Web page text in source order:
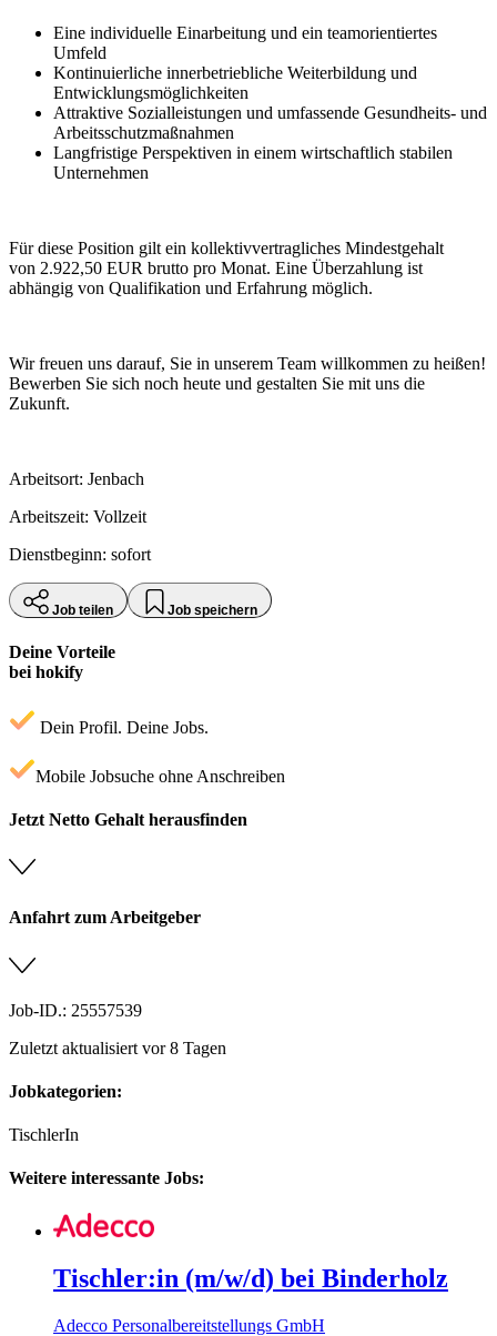
Eine individuelle Einarbeitung und ein teamorientiertes
Umfeld
Kontinuierliche innerbetriebliche Weiterbildung und
Entwicklungsmöglichkeiten
Attraktive Sozialleistungen und umfassende Gesundheits- und
Arbeitsschutzmaßnahmen
Langfristige Perspektiven in einem wirtschaftlich stabilen
Unternehmen
Für diese Position gilt ein kollektivvertragliches Mindestgehalt
von 2.922,50 EUR brutto pro Monat. Eine Überzahlung ist
abhängig von Qualifikation und Erfahrung möglich.
Wir freuen uns darauf, Sie in unserem Team willkommen zu heißen!
Bewerben Sie sich noch heute und gestalten Sie mit uns die
Zukunft.
Arbeitsort: Jenbach
Arbeitszeit: Vollzeit
Dienstbeginn: sofort
Job teilen Job speichern
Deine Vorteile
bei hokify
Dein Profil. Deine Jobs.
Mobile Jobsuche ohne Anschreiben
Jetzt Netto Gehalt herausfinden
Anfahrt zum Arbeitgeber
Job-ID.: 25557539
Zuletzt aktualisiert vor 8 Tagen
Jobkategorien:
TischlerIn
Weitere interessante Jobs:
Tischler:in (m/w/d) bei Binderholz
Adecco Personalbereitstellungs GmbH